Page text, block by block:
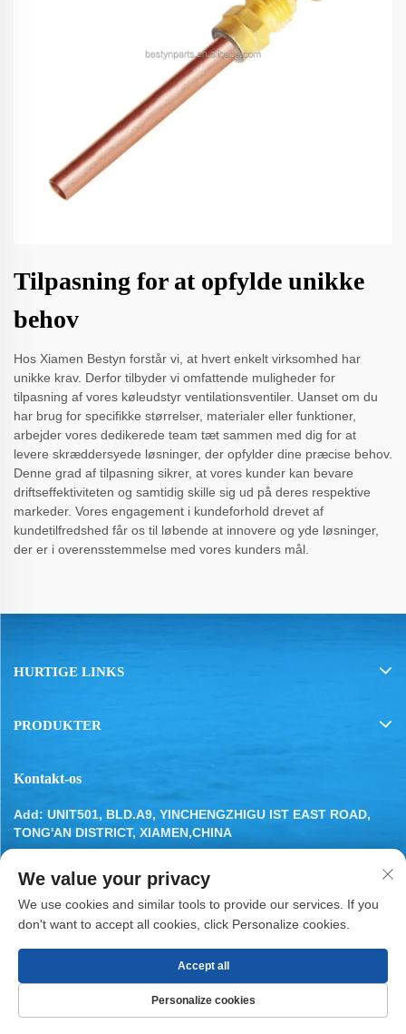
Tilpasning for at opfylde unikke
behov
Hos Xiamen Bestyn forstår vi, at hvert enkelt virksomhed har
unikke krav. Derfor tilbyder vi omfattende muligheder for
tilpasning af vores køleudstyr ventilationsventiler. Uanset om du
har brug for specifikke størrelser, materialer eller funktioner,
arbejder vores dedikerede team tæt sammen med dig for at
levere skræddersyede løsninger, der opfylder dine præcise behov.
Denne grad af tilpasning sikrer, at vores kunder kan bevare
driftseffektiviteten og samtidig skille sig ud på deres respektive
markeder. Vores engagement i kundeforhold drevet af
kundetilfredshed får os til løbende at innovere og yde løsninger,
der er i overensstemmelse med vores kunders mål.
HURTIGE LINKS
PRODUKTER
Kontakt-os
Add: UNIT501, BLD.A9, YINCHENGZHIGU IST EAST ROAD,
TONG'AN DISTRICT, XIAMEN,CHINA
[email protected]
Copyright © 2025 af XIAMEN BESTYN REFRIGERATION
PARTS CO., LTD. Privatlivspolitik
We value your privacy
We use cookies and similar tools to provide our services. If you
don't want to accept all cookies, click Personalize cookies.
Personalize cookies
Accept all